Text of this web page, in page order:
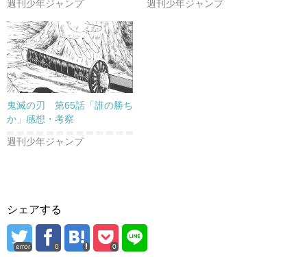
週刊少年ジャンプ 週刊少年ジャンプ
鬼滅の刃 第65話「誰の勝ち
か」感想・考察
週刊少年ジャンプ
シェアする
error 0 0